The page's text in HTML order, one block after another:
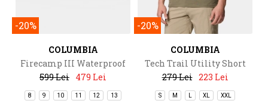
-20%
COLUMBIA
Firecamp III Waterproof
599 Lei 479 Lei
8 9 10 11 12 13
-20%
COLUMBIA
Tech Trail Utility Short
Sleeve Crew
279 Lei 223 Lei
S M XL XXL